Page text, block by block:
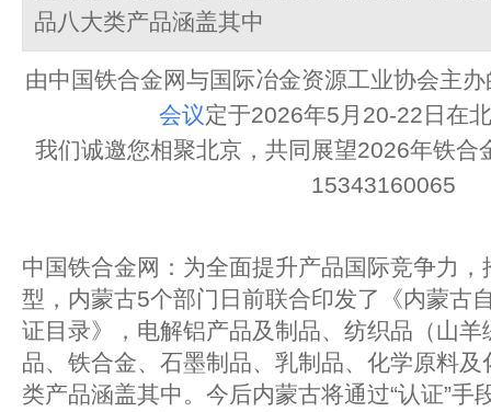
品八大类产品涵盖其中
由中国铁合金网与国际冶金资源工业协会主办
会议定于2026年5月20-22日在
我们诚邀您相聚北京，共同展望2026年铁合
15343160065
中国铁合金网：为全面提升产品国际竞争力
型，内蒙古5个部门日前联合印发了《内蒙古
证目录》，电解铝产品及制品、纺织品（山
品、铁合金、石墨制品、乳制品、化学原料
类产品涵盖其中。今后内蒙古将通过“认证”手